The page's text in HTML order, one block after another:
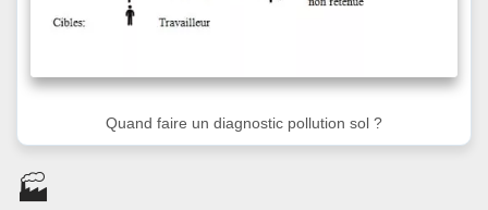
Quand faire un diagnostic pollution sol ?
🏭